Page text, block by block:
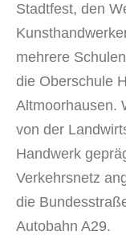
Stadtfest, den
mehrere
die Oberschule
Altmoorhausen.
von der
Handwerk
Verkehrsnetz
die
Autobahn A29.